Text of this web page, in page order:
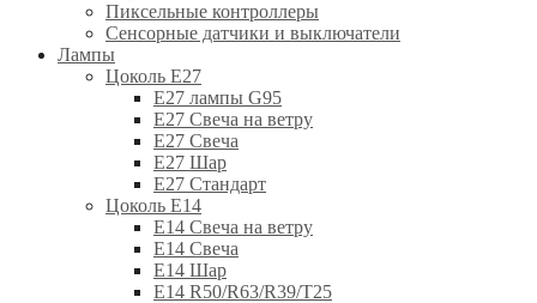
Пиксельные контроллеры
Сенсорные датчики и выключатели
Лампы
Цоколь Е27
E27 лампы G95
E27 Свеча на ветру
E27 Свеча
E27 Шар
E27 Стандарт
Цоколь Е14
E14 Свеча на ветру
E14 Свеча
E14 Шар
E14 R50/R63/R39/T25